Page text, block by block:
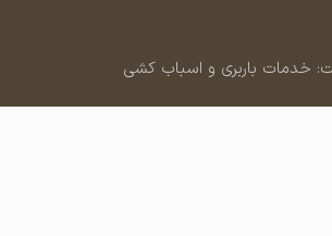
باربری و اسباب کشی